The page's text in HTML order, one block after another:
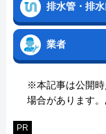
排水管・排水
業者
※本記事は公開時
場合があります
PR